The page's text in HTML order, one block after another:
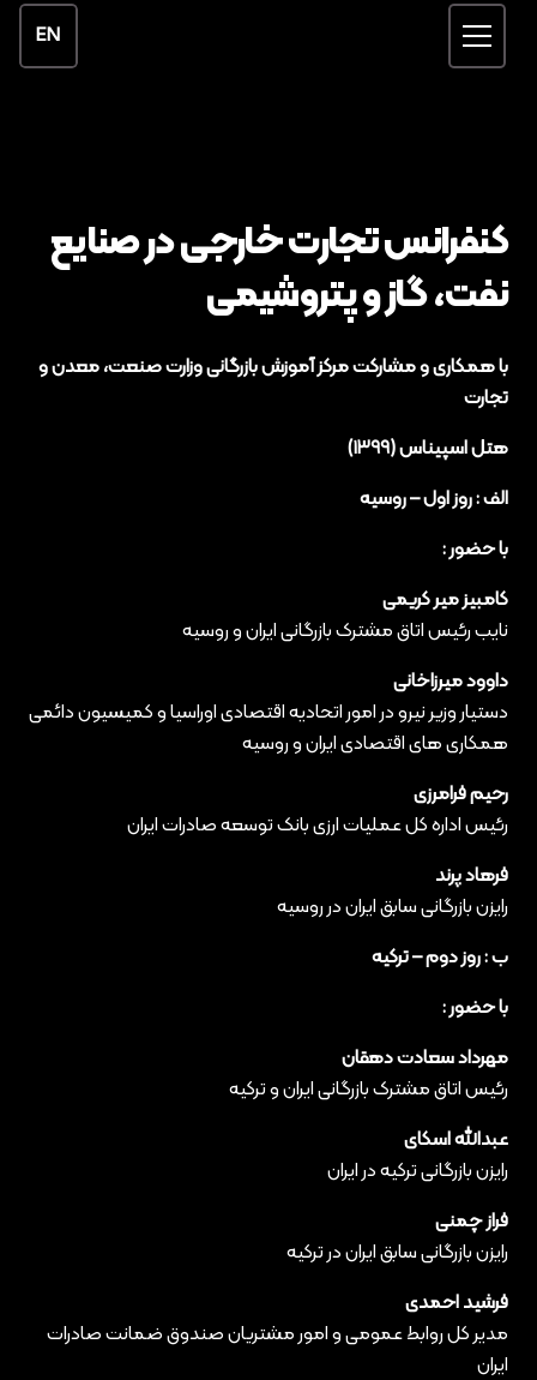
EN
کنفرانس تجارت خارجی در صنایع
نفت، گاز و پتروشیمی
با همکاری و مشارکت مرکز آموزش بازرگانی وزارت صنعت، معدن و
تجارت
هتل اسپیناس (۱۳۹۹)
الف : روز اول – روسیه
با حضور :
کامبیز میر کریمی
نایب رئیس اتاق مشترک بازرگانی ایران و روسیه
داوود میرزاخانی
دستیار وزیر نیرو در امور اتحادیه اقتصادی اوراسیا و کمیسیون دائمی
همکاری های اقتصادی ایران و روسیه
رحیم فرامرزی
رئیس اداره کل عملیات ارزی بانک توسعه صادرات ایران
فرهاد پرند
رایزن بازرگانی سابق ایران در روسیه
ب : روز دوم – ترکیه
با حضور :
مهرداد سعادت دهقان
رئیس اتاق مشترک بازرگانی ایران و ترکیه
عبدالله اسکای
رایزن بازرگانی ترکیه در ایران
فراز چمنی
رایزن بازرگانی سابق ایران در ترکیه
فرشید احمدی
مدیر کل روابط عمومی و امور مشتریان صندوق ضمانت صادرات
ایران